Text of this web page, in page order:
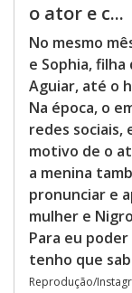
o ator e c...
No mesmo
e Sophia,
Aguiar, até o
Na época, o
redes
motivo de o
a menina
pronunciar e
mulher e
Para eu
tenho que
Reprodução/